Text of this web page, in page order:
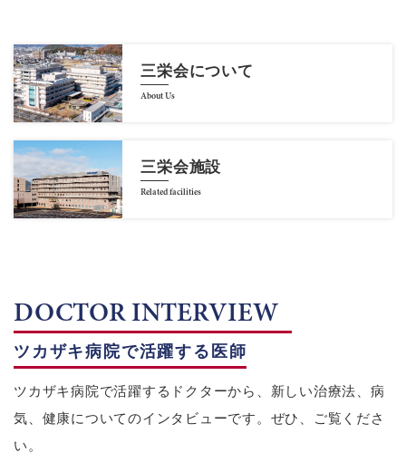
三栄会について
About Us
三栄会施設
Related facilities
DOCTOR INTERVIEW
ツカザキ病院で活躍する医師
ツカザキ病院で活躍するドクターから、新しい治療法、病
気、健康についてのインタビューです。ぜひ、ご覧くださ
い。